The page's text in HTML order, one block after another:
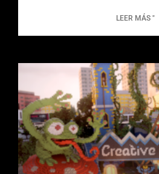
LEER MÁS "